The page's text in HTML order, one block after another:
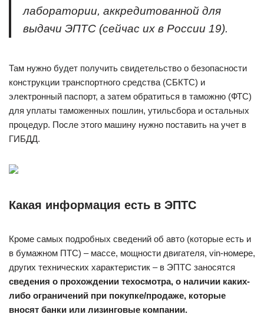
лаборатории, аккредитованной для
выдачи ЭПТС (сейчас их в России 19).
Там нужно будет получить свидетельство о безопасности
конструкции транспортного средства (СБКТС) и
электронный паспорт, а затем обратиться в таможню (ФТС)
для уплаты таможенных пошлин, утильсбора и остальных
процедур. После этого машину нужно поставить на учет в
ГИБДД.
Какая информация есть в ЭПТС
Кроме самых подробных сведений об авто (которые есть и
в бумажном ПТС) – массе, мощности двигателя, vin-номере,
других технических характеристик – в ЭПТС заносятся
сведения о прохождении техосмотра, о наличии каких-
либо ограничений при покупке/продаже, которые
вносят банки или лизинговые компании.